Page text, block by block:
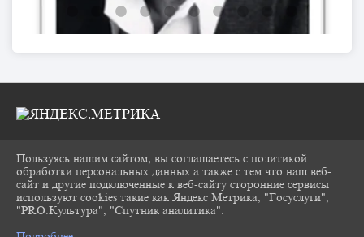
2026 Г. CHUKOVKA17.RU
ВХОД
КАРТА САЙТА
ПОЛИТИКА ОБРАБОТКИ ПЕРСОНАЛЬНЫХ
Пользуясь нашим сайтом, вы соглашаетесь с политикой
обработки персональных данных а также с тем что наш веб-
сайт и другие подключенные к веб-сайту сторонние сервисы
используют cookies такие как Яндекс Метрика, "Госуслуги",
"PRO.Культура", "Спутник аналитика".